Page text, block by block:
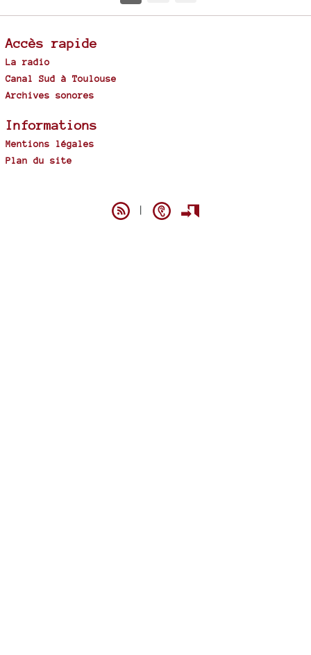
Accès rapide
La radio
Canal Sud à Toulouse
Archives sonores
Informations
Mentions légales
Plan du site
|